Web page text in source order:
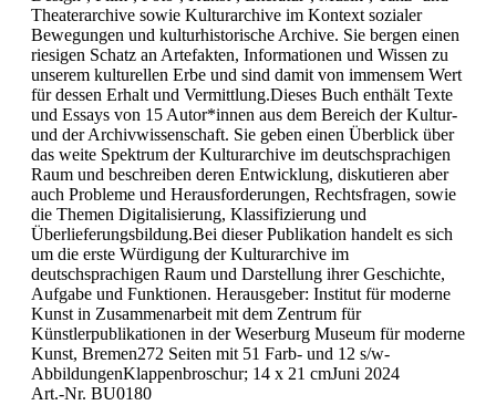
Theaterarchive sowie Kulturarchive im Kontext sozialer
Bewegungen und kulturhistorische Archive. Sie bergen einen
riesigen Schatz an Artefakten, Informationen und Wissen zu
unserem kulturellen Erbe und sind damit von immensem Wert
für dessen Erhalt und Vermittlung.Dieses Buch enthält Texte
und Essays von 15 Autor*innen aus dem Bereich der Kultur-
und der Archivwissenschaft. Sie geben einen Überblick über
das weite Spektrum der Kulturarchive im deutschsprachigen
Raum und beschreiben deren Entwicklung, diskutieren aber
auch Probleme und Herausforderungen, Rechtsfragen, sowie
die Themen Digitalisierung, Klassifizierung und
Überlieferungsbildung.Bei dieser Publikation handelt es sich
um die erste Würdigung der Kulturarchive im
deutschsprachigen Raum und Darstellung ihrer Geschichte,
Aufgabe und Funktionen. Herausgeber: Institut für moderne
Kunst in Zusammenarbeit mit dem Zentrum für
Künstlerpublikationen in der Weserburg Museum für moderne
Kunst, Bremen272 Seiten mit 51 Farb- und 12 s/w-
AbbildungenKlappenbroschur; 14 x 21 cmJuni 2024
Art.-Nr. BU0180